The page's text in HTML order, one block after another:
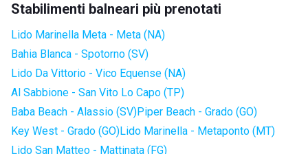
Stabilimenti balneari più prenotati
Lido Marinella Meta - Meta (NA)
Bahia Blanca - Spotorno (SV)
Lido Da Vittorio - Vico Equense (NA)
Al Sabbione - San Vito Lo Capo (TP)
Baba Beach - Alassio (SV)Piper Beach - Grado (GO)
Key West - Grado (GO)Lido Marinella - Metaponto (MT)
Lido San Matteo - Mattinata (FG)